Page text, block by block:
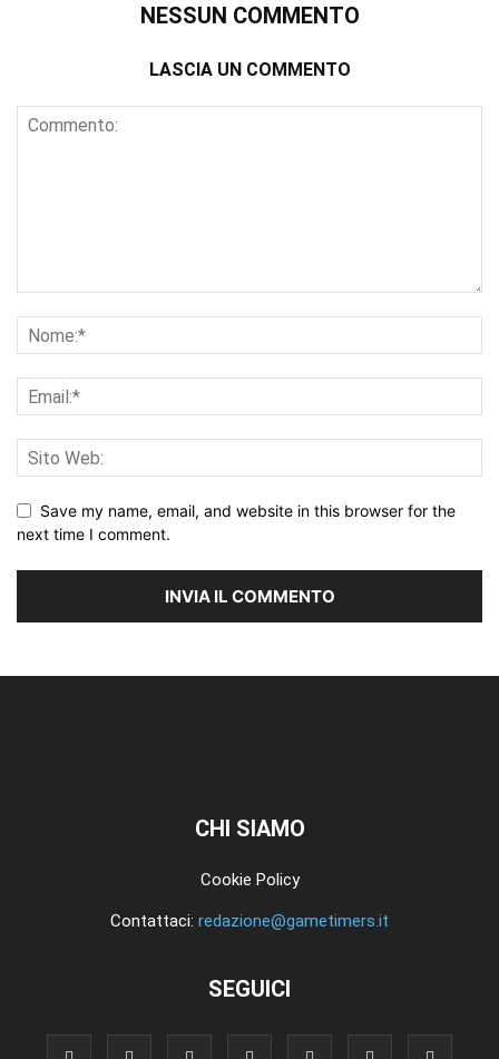
NESSUN COMMENTO
LASCIA UN COMMENTO
Save my name, email, and website in this browser for the
next time I comment.
CHI SIAMO
Cookie Policy
Contattaci: redazione@gametimers.it
SEGUICI